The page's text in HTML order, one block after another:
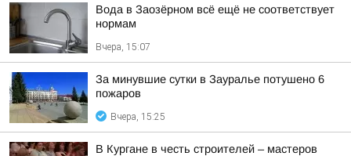
Вода в Заозёрном всё ещё не соответствует
нормам
Вчера, 15:07
За минувшие сутки в Зауралье потушено 6
пожаров
Вчера, 15:25
В Кургане в честь строителей – мастеров